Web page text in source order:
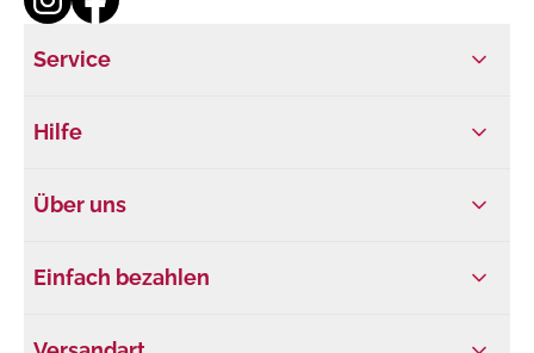
Service
Hilfe
Über uns
Einfach bezahlen